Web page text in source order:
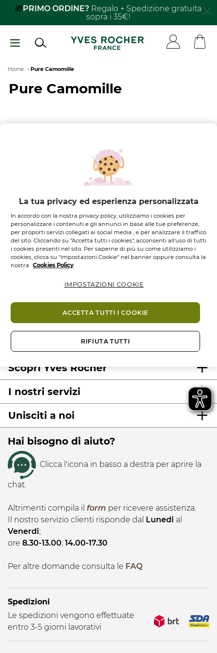
Salta
principale
🎁PRIMO ORDINE? Regalo + Spedizione gratuita
sopra i 35€!
Breadcrumb
Home Pure Camomille
Pure Camomille
Scopri Yves Rocher
I nostri servizi
Unisciti a noi
Hai bisogno di aiuto?
Clicca l'icona in basso a destra per aprire la
chat.
Altrimenti compila il form per ricevere assistenza.
Il nostro servizio clienti risponde dal Lunedi al
Venerdi;
ore 8.30-13.00; 14.00-17.30
Per altre domande consulta le FAQ
Spedizioni
Le spedizioni vengono effettuate
entro 3-5 giorni lavorativi
La tua privacy ed esperienza personalizzata
In accordo con la nostra privacy policy, utilizziamo i cookies per
personalizzare i contenuti e gli annunci in base alle tue preferenze,
per proporti servizi collegati ai social media , e per analizzare il traffico
del sito. Cliccando su "Accetta tutti i cookies", acconsenti all'uso di tutti
i cookies presenti nel sito. Per saperne di più su come utilizziamo i
cookies, clicca su "impostazioni Cookie" nel banner oppure consulta la
nostra
Cookies Policy
RIFIUTA TUTTI
ACCETTA TUTTI I COOKIE
IMPOSTAZIONI COOKIE